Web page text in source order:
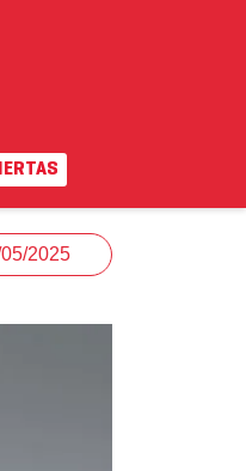
EN|VA
2025